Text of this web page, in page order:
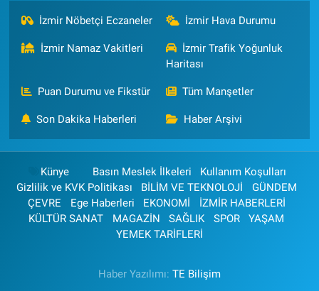
İzmir Nöbetçi Eczaneler İzmir Hava Durumu
İzmir Namaz Vakitleri
İzmir Trafik Yoğunluk
Haritası
Puan Durumu ve Fikstür Tüm Manşetler
Son Dakika Haberleri Haber Arşivi
Künye Basın Meslek İlkeleri
Kullanım Koşulları
Gizlilik ve KVK Politikası
BİLİM VE TEKNOLOJİ
GÜNDEM
ÇEVRE
Ege Haberleri EKONOMİ
İZMİR HABERLERİ
KÜLTÜR SANAT
MAGAZİN SAĞLIK SPOR
YAŞAM
YEMEK TARİFLERİ
Haber Yazılımı: TE Bilişim